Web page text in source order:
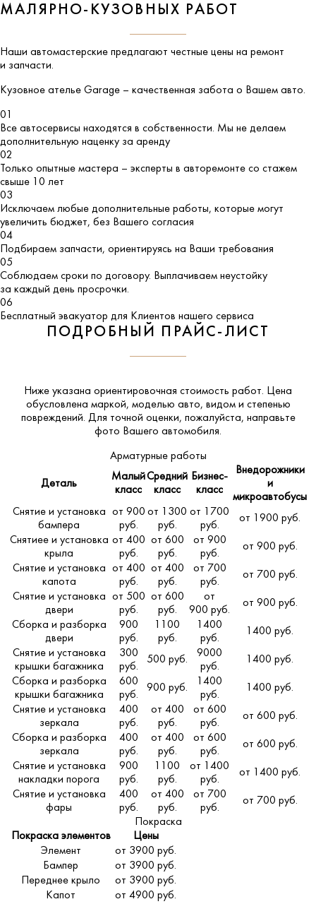
МАЛЯРНО-КУЗОВНЫХ РАБОТ
Наши автомастерские предлагают честные цены на ремонт
и запчасти.
Кузовное ателье Garage – качественная забота о Вашем авто.
01
Все автосервисы находятся в собственности. Мы не делаем
дополнительную наценку за аренду
02
Только опытные мастера – эксперты в авторемонте со стажем
свыше 10 лет
03
Исключаем любые дополнительные работы, которые могут
увеличить бюджет, без Вашего согласия
04
Подбираем запчасти, ориентируясь на Ваши требования
05
Соблюдаем сроки по договору. Выплачиваем неустойку
за каждый день просрочки.
06
Бесплатный эвакуатор для Клиентов нашего сервиса
ПОДРОБНЫЙ ПРАЙС-ЛИСТ
Ниже указана ориентировочная стоимость работ. Цена
обусловлена маркой, моделью авто, видом и степенью
повреждений. Для точной оценки, пожалуйста, направьте
фото Вашего автомобиля.
Арматурные работы
Деталь
Малый
класс
Средний
класс
Бизнес-
класс
Внедорожники
и
микроавтобусы
Снятие и установка
бампера
от 900
руб.
от 1300
руб.
от 1700
руб.
от 1900 руб.
Снятиее и установка
крыла
от 400
руб.
от 600
руб.
от 900
руб.
от 900 руб.
Снятие и установка
капота
от 400
руб.
от 400
руб.
от 700
руб.
от 700 руб.
Снятие и установка
двери
от 500
руб.
от 600
руб.
от
900 руб.
от 900 руб.
Сборка и разборка
двери
900
руб.
1100
руб.
1400
руб.
1400 руб.
Снятие и установка
крышки багажника
300
руб.
500 руб.
9000
руб.
1400 руб.
Сборка и разборка
крышки багажника
600
руб.
900 руб.
1400
руб.
1400 руб.
Снятие и установка
зеркала
400
руб.
от 400
руб.
от 600
руб.
от 600 руб.
Сборка и разборка
зеркала
400
руб.
от 400
руб.
от 600
руб.
от 600 руб.
Снятие и установка
накладки порога
900
руб.
1100
руб.
от 1400
руб.
от 1400 руб.
Снятие и установка
фары
400
руб.
от 400
руб.
от 700
руб.
от 700 руб.
Покраска
Покраска элементов
Цены
Элемент
от 3900 руб.
Бампер
от 3900 руб.
Переднее крыло
от 3900 руб.
Капот
от 4900 руб.